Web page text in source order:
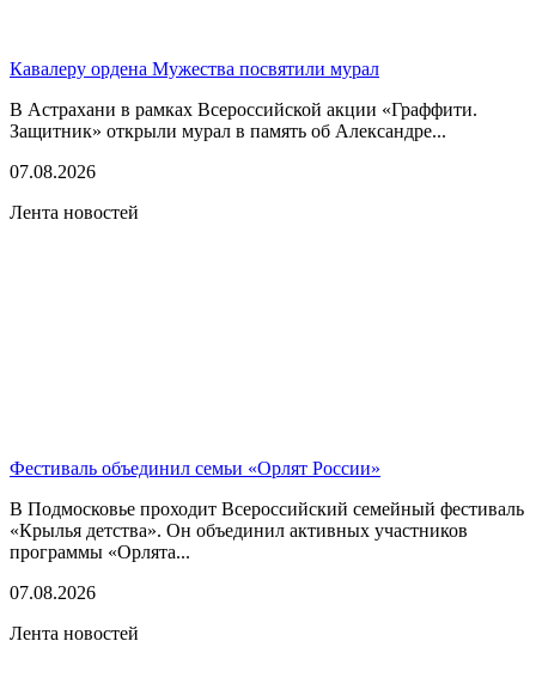
Кавалеру ордена Мужества посвятили мурал
В Астрахани в рамках Всероссийской акции «Граффити.
Защитник» открыли мурал в память об Александре...
07.08.2026
Лента новостей
Фестиваль объединил семьи «Орлят России»
В Подмосковье проходит Всероссийский семейный фестиваль
«Крылья детства». Он объединил активных участников
программы «Орлята...
07.08.2026
Лента новостей